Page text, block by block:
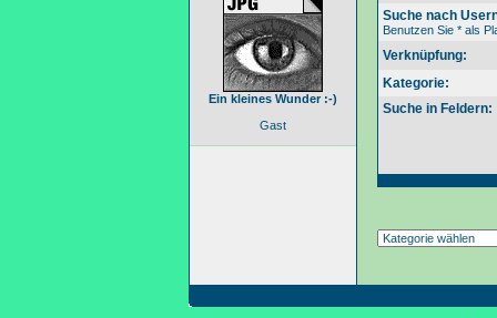
Ein kleines Wunder :-)
Gast
Suche nach
Benutzen Sie * als
Verknüpfung:
Kategorie:
Suche in Feldern: